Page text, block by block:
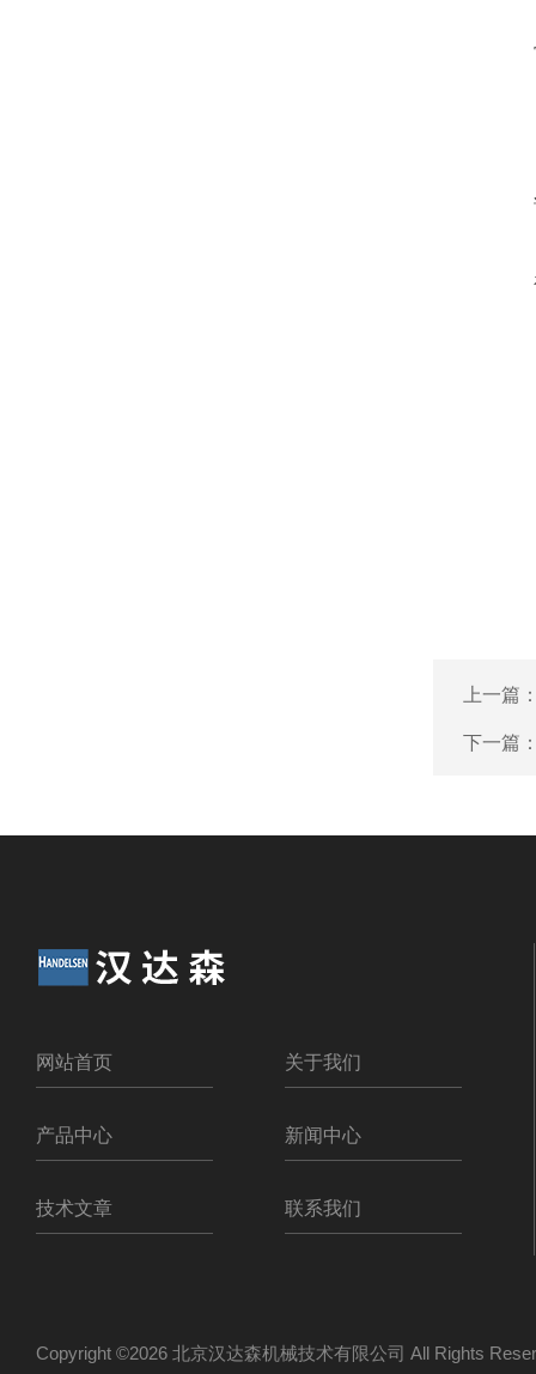
上一篇
下一篇
网站首页 关于我们
产品中心 新闻中心
技术文章 联系我们
Copyright ©2026 北京汉达森机械技术有限公司 All Rights